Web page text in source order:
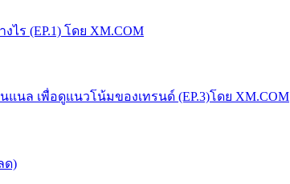
ไร (EP.1) โดย XM.COM
นล เพื่อดูแนวโน้มของเทรนด์ (EP.3)โดย XM.COM
ด)